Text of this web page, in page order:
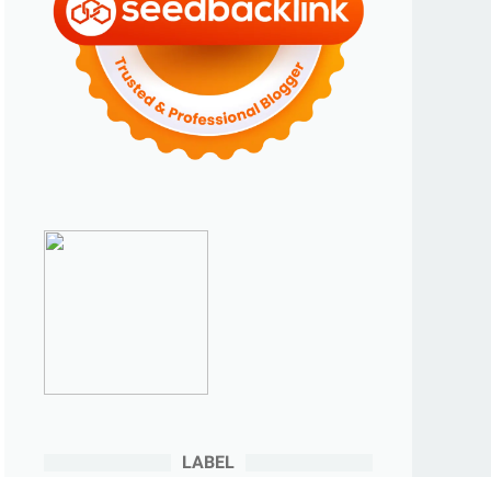
►2023(70)
►Desember 2023(5)
►November 2023
(6)
►Oktober 2023(6)
September 2023(4)
LABEL